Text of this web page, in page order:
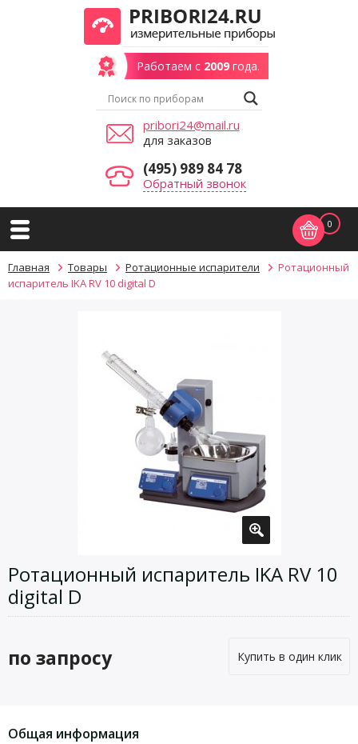
Работаем с 2009года.
pribori24@mail.ru
для заказов
(495) 989 84 78
Обратный звонок
0
Главная Товары Ротационные испарители
Ротационный
испаритель IKA RV 10 digital D
Ротационный испаритель IKA RV 10
digital D
по запросу Купить в один клик
Общая информация